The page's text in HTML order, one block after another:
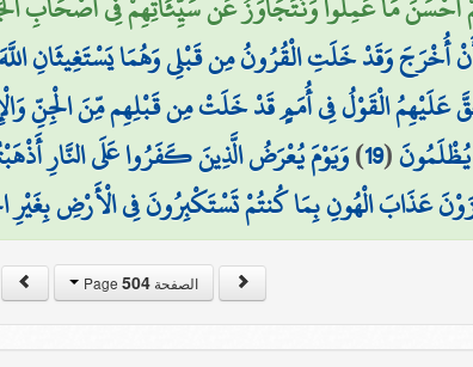
أُخْرَجَ وَقَدْ خَلَتِ الْقُرُونُ مِن قَبْلِي وَهُمَا يَسْتَغِيثَانِ
عَلَيْهِمُ الْقَوْلُ فِي أُمَمٍ قَدْ خَلَتْ مِن قَبْلِهِم مِّنَ الْجِنِّ
يُظْلَمُونَ(
19
)وَيَوْمَ يُعْرَضُ الَّذِينَ كَفَرُوا عَلَى النَّارِ
عَذَابَ الْهُونِ بِمَا كُنتُمْ تَسْتَكْبِرُونَ فِي الْأَرْضِ
الصفحة Page504